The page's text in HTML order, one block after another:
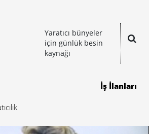
Yaratıcı bünyeler
için günlük besin
kaynağı
İş İlanları